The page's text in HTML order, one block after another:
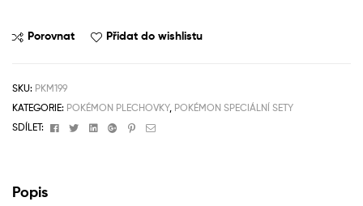
Porovnat Přidat do wishlistu
SKU: PKM199
KATEGORIE: POKÉMON PLECHOVKY, POKÉMON SPECIÁLNÍ SETY
SDÍLET:
FacebookTwitterLinkedinGoogle+Pinterest
Email
Popis